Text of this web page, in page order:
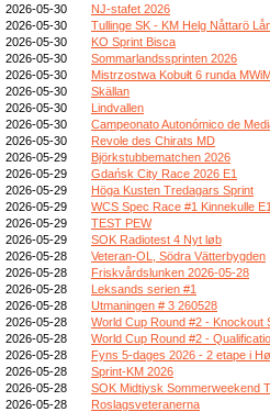
2026-05-30
NJ-stafet 2026
2026-05-30
Tullinge SK - KM Helg Nåttarö
2026-05-30
KO Sprint Bisca
2026-05-30
Sommarlandssprinten 2026
2026-05-30
Mistrzostwa Kobułt 6 runda
2026-05-30
Skällan
2026-05-30
Lindvallen
2026-05-30
Campeonato Autonómico de
2026-05-30
Revole des Chirats MD
2026-05-29
Björkstubbematchen 2026
2026-05-29
Gdańsk City Race 2026 E1
2026-05-29
Höga Kusten Tredagars Sprint
2026-05-29
WCS Spec Race #1 Kinnekulle E1
2026-05-29
TEST PEW
2026-05-29
SOK Radiotest 4 Nyt løb
2026-05-28
Veteran-OL, Södra Vätterbygden
2026-05-28
Friskvårdslunken 2026-05-28
2026-05-28
Leksands serien #1
2026-05-28
Utmaningen # 3 260528
2026-05-28
World Cup Round #2 - Knockout
2026-05-28
World Cup Round #2 -
2026-05-28
Fyns 5-dages 2026 - 2 etape i
2026-05-28
Sprint-KM 2026
2026-05-28
SOK Midtjysk Sommerweekend
2026-05-28
Roslagsveteranerna